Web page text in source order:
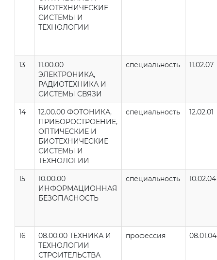
БИОТЕХНИЧЕСКИЕ
СИСТЕМЫ И
ТЕХНОЛОГИИ
13
11.00.00
ЭЛЕКТРОНИКА,
РАДИОТЕХНИКА И
СИСТЕМЫ СВЯЗИ
специальность 11.02.07
14
12.00.00 ФОТОНИКА,
ПРИБОРОСТРОЕНИЕ,
ОПТИЧЕСКИЕ И
БИОТЕХНИЧЕСКИЕ
СИСТЕМЫ И
ТЕХНОЛОГИИ
специальность 12.02.01
15
10.00.00
ИНФОРМАЦИОННАЯ
БЕЗОПАСНОСТЬ
специальность 10.02.04
16
08.00.00 ТЕХНИКА И
ТЕХНОЛОГИИ
СТРОИТЕЛЬСТВА
профессия 08.01.04